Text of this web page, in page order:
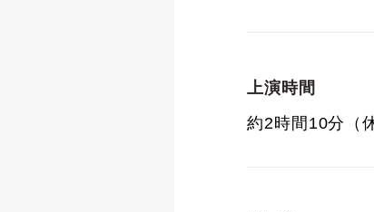
上演時間
約2時間10分（